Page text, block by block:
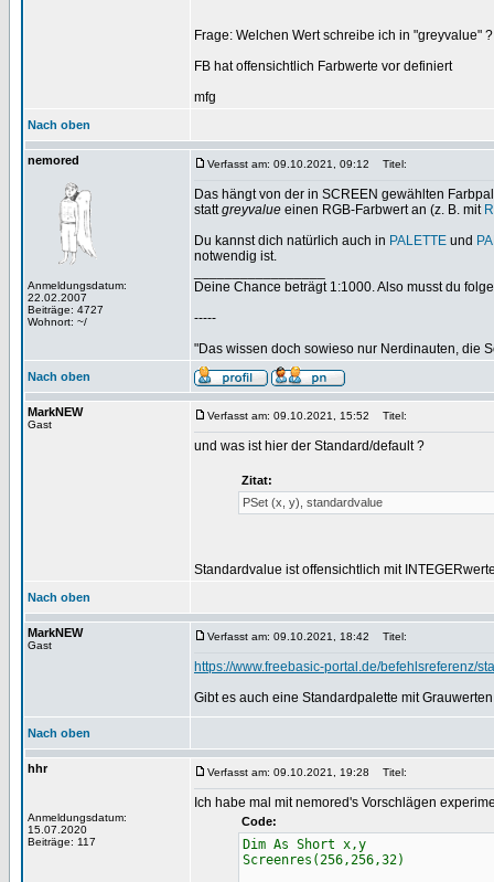
Frage: Welchen Wert schreibe ich in "greyvalue" ?
FB hat offensichtlich Farbwerte vor definiert
mfg
Nach oben
nemored
Anmeldungsdatum:
22.02.2007
Beiträge: 4727
Wohnort: ~/
Verfasst am: 09.10.2021, 09:12 Titel:
Das hängt von der in SCREEN gewählten
stattgreyvalue einen RGB-Farbwert an (z. B. mit
Du kannst dich natürlich auch in PALETTE und
notwendig ist.
Deine Chance beträgt 1:1000. Also musst du
-----
"Das wissen doch sowieso nur Nerdinauten, die
Nach oben
MarkNEW
Gast
Verfasst am: 09.10.2021, 15:52 Titel:
und was ist hier der Standard/default ?
Zitat:
PSet (x, y), standardvalue
Standardvalue ist offensichtlich mit
Nach oben
MarkNEW
Gast
Verfasst am: 09.10.2021, 18:42 Titel:
https://www.freebasic-portal.de/befehlsreferenz/
Gibt es auch eine Standardpalette mit
Nach oben
hhr
Anmeldungsdatum:
15.07.2020
Beiträge: 117
Verfasst am: 09.10.2021, 19:28 Titel:
Ich habe mal mit nemored's Vorschlägen
Code:
Dim As Short x,y
Screenres(256,256,32)